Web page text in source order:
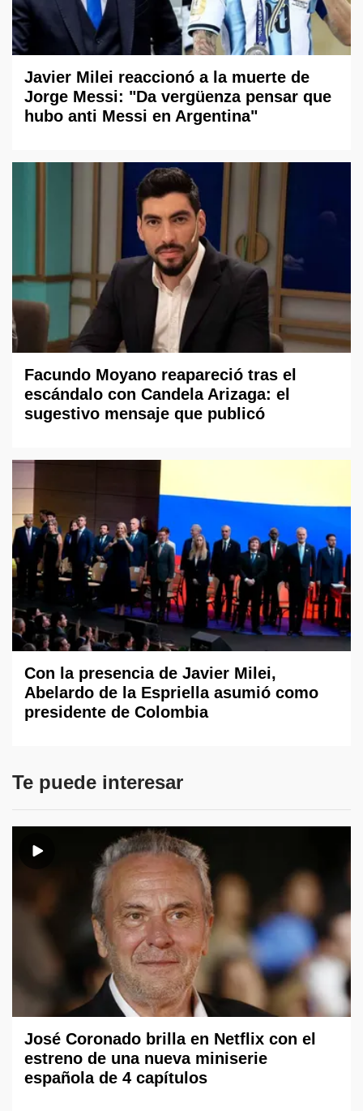
Javier Milei reaccionó a la muerte de
Jorge Messi: "Da vergüenza pensar que
hubo anti Messi en Argentina"
Facundo Moyano reapareció tras el
escándalo con Candela Arizaga: el
sugestivo mensaje que publicó
Con la presencia de Javier Milei,
Abelardo de la Espriella asumió como
presidente de Colombia
Te puede interesar
José Coronado brilla en Netflix con el
estreno de una nueva miniserie
española de 4 capítulos